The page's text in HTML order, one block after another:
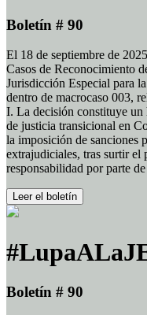
Boletín # 90
El 18 de septiembre de
Casos de Reconocimiento
Jurisdicción Especial para
dentro de macrocaso 003,
I. La decisión constituye
de justicia transicional en
la imposición de sanciones
extrajudiciales, tras surtir el
responsabilidad por parte
Leer el boletín
Boletín # 90